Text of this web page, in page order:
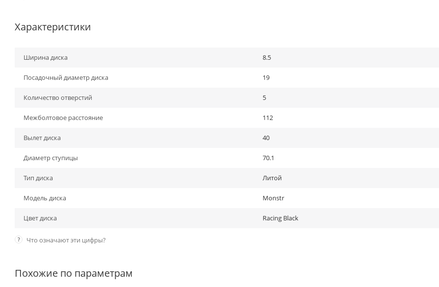
Характеристики
Ширина диска 8.5
Посадочный диаметр диска 19
Количество отверстий 5
Межболтовое расстояние 112
Вылет диска 40
Диаметр ступицы 70.1
Тип диска Литой
Модель диска Monstr
Цвет диска Racing Black
? Что означают эти цифры?
Похожие по параметрам